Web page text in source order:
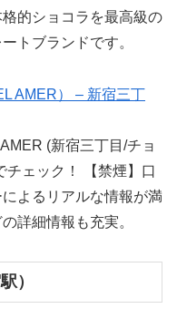
的ショコラを最高級の
トブランドです。
AMER） – 新宿三丁
(新宿三丁目/チョ
チェック！ 【禁煙】口
よるリアルな情報が満
詳細情報も充実。
）